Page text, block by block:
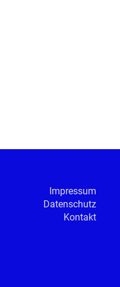
Impressum
Datenschutz
Kontakt